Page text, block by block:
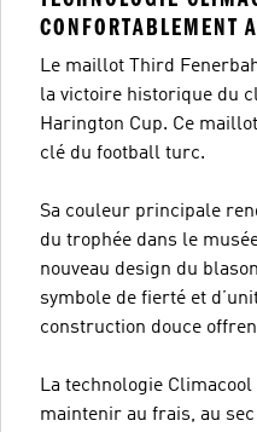
CONFORTABLEMENT
Le maillot Third
la victoire historique du
Harington Cup. Ce
clé du football turc.
Sa couleur principale
du trophée dans le
nouveau design du
symbole de fierté et
construction douce
La technologie
maintenir au frais, au